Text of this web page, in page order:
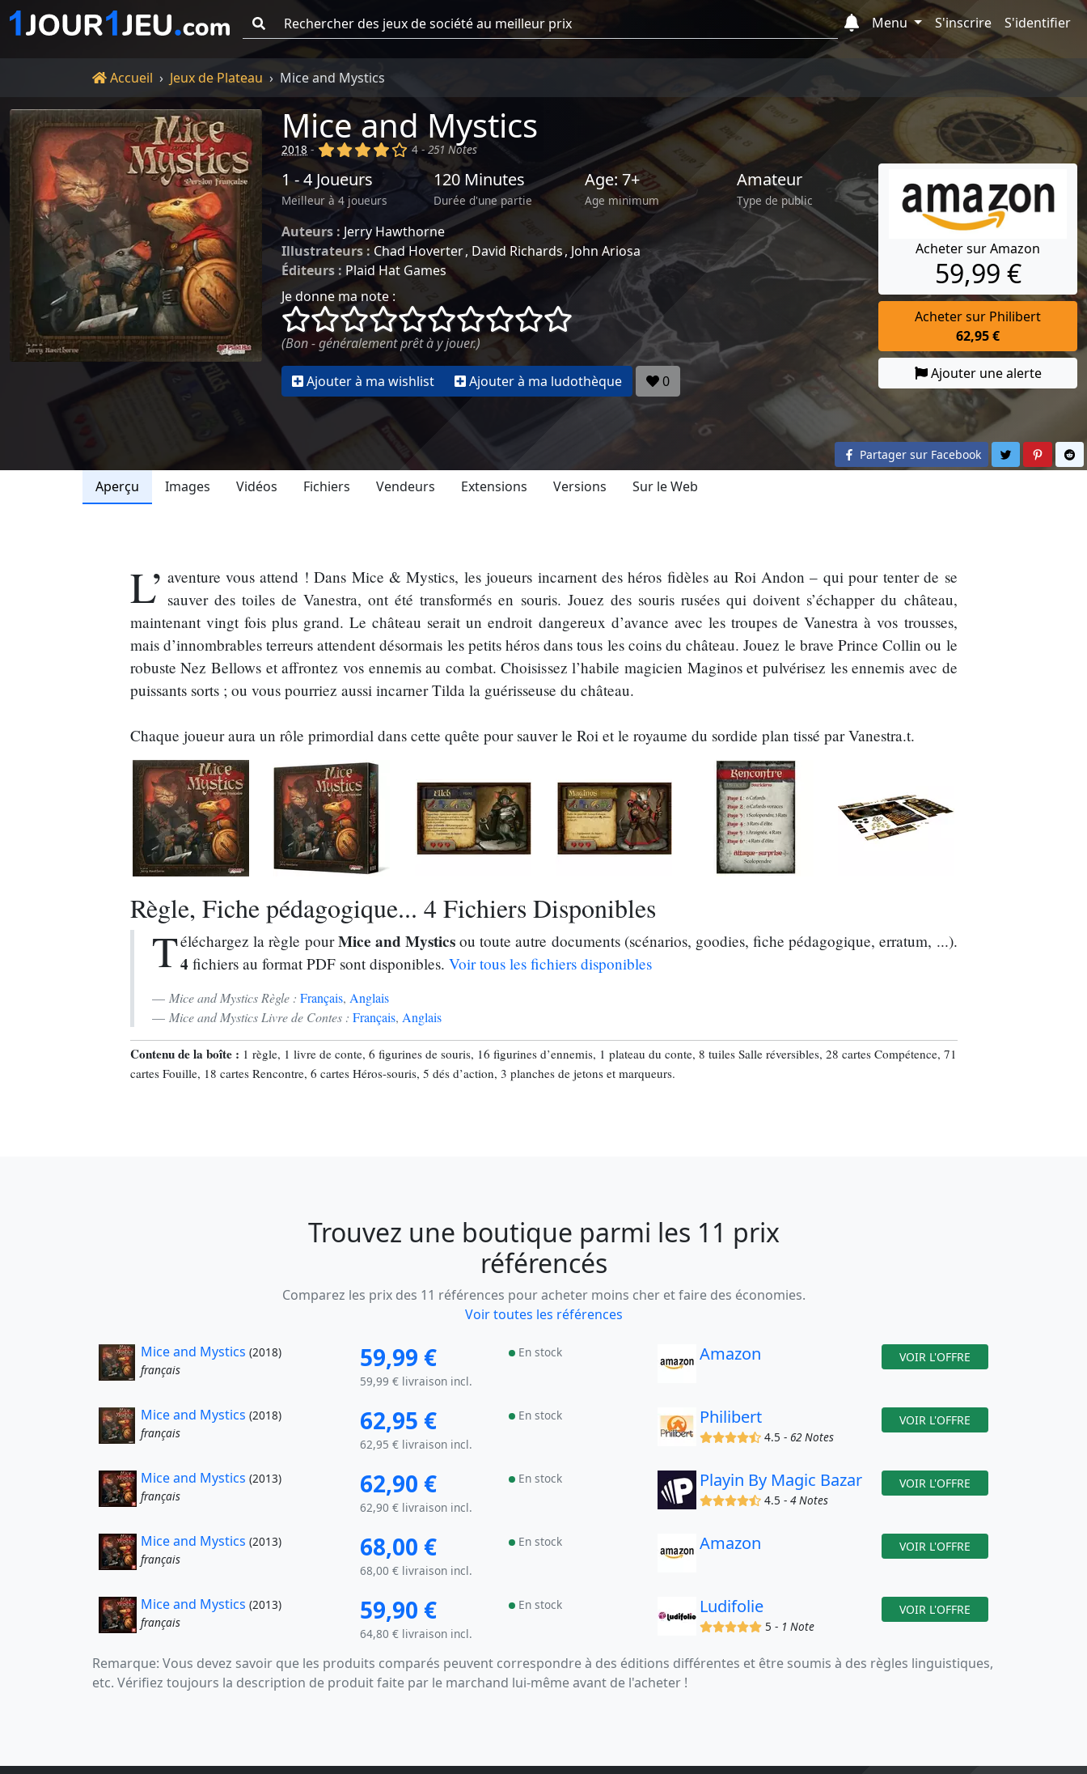
Menu
S'inscrire S'identifier
Accueil
Accueil Jeux de Plateau Mice and Mystics
Mice and Mystics
2018 - (x) (x) (x) (x) ()
4 -251 Notes
1 - 4 Joueurs
Meilleur à 4 joueurs
120 Minutes
Durée d'une partie
Age: 7+
Age minimum
Amateur
Type de public
Auteurs : Jerry Hawthorne
Illustrateurs : Chad Hoverter David Richards John Ariosa
Éditeurs : Plaid Hat Games
Je donne ma note :
()
() () () () () () () ()
()
(Bon - généralement prêt à y jouer.)
Ajouter à ma wishlist Ajouter à ma ludothèque 0
Acheter sur Amazon
59,99 €
Acheter sur Philibert
62,95 €
Ajouter une alerte
Partager sur Facebook Partager sur
Aperçu Images Vidéos Fichiers Vendeurs Extensions Versions Sur le Web
L’ aventure vous attend ! Dans Mice & Mystics, les joueurs incarnent des héros fidèles au Roi Andon – qui pour tenter de se
sauver des toiles de Vanestra, ont été transformés en souris. Jouez des souris rusées qui doivent s’échapper du château,
maintenant vingt fois plus grand. Le château serait un endroit dangereux d’avance avec les troupes de Vanestra à vos trousses,
mais d’innombrables terreurs attendent désormais les petits héros dans tous les coins du château. Jouez le brave Prince Collin ou le
robuste Nez Bellows et affrontez vos ennemis au combat. Choisissez l’habile magicien Maginos et pulvérisez les ennemis avec de
puissants sorts ; ou vous pourriez aussi incarner Tilda la guérisseuse du château.
Chaque joueur aura un rôle primordial dans cette quête pour sauver le Roi et le royaume du sordide plan tissé par Vanestra.t.
Règle, Fiche pédagogique... 4 Fichiers Disponibles
Téléchargez la règle pourMice and Mystics ou toute autre documents (scénarios, goodies, fiche pédagogique, erratum, ...).
4 fichiers au format PDF sont disponibles.Voir tous les fichiers disponibles
Mice and Mystics Règle : Français, Anglais
Mice and Mystics Livre de Contes : Français, Anglais
Contenu de la boîte : 1 règle, 1 livre de conte, 6 figurines de souris, 16 figurines d’ennemis, 1 plateau du conte, 8 tuiles Salle réversibles, 28 cartes Compétence, 71
cartes Fouille, 18 cartes Rencontre, 6 cartes Héros-souris, 5 dés d’action, 3 planches de jetons et marqueurs.
Trouvez une boutique parmi les 11 prix
référencés
Comparez les prix des 11 références pour acheter moins cher et faire des économies.
Voir toutes les références
Mice and Mystics (2018)
français
59,99 €
59,99 € livraison incl.
En stock Amazon VOIR L'OFFRE
Mice and Mystics (2018)
français
62,95 €
62,95 € livraison incl.
En stock Philibert
(x)(x)(x)(x)(,)
4.5 - 62 Notes
VOIR L'OFFRE
Mice and Mystics (2013)
français
62,90 €
62,90 € livraison incl.
En stock Playin By Magic Bazar
(x)(x)(x)(x)(,)
4.5 - 4 Notes
VOIR L'OFFRE
Mice and Mystics (2013)
français
68,00 €
68,00 € livraison incl.
En stock Amazon VOIR L'OFFRE
Mice and Mystics (2013)
français
59,90 €
64,80 € livraison incl.
En stock Ludifolie
(x)(x)(x)(x)(x)
5 - 1 Note
VOIR L'OFFRE
Remarque: Vous devez savoir que les produits comparés peuvent correspondre à des éditions différentes et être soumis à des règles linguistiques,
etc. Vérifiez toujours la description de produit faite par le marchand lui-même avant de l'acheter !